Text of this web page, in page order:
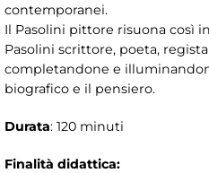
contemporanei.
Il Pasolini pittore risuona così
Pasolini scrittore, poeta,
completandone e
biografico e il pensiero.
Durata: 120 minuti
Finalità didattica: